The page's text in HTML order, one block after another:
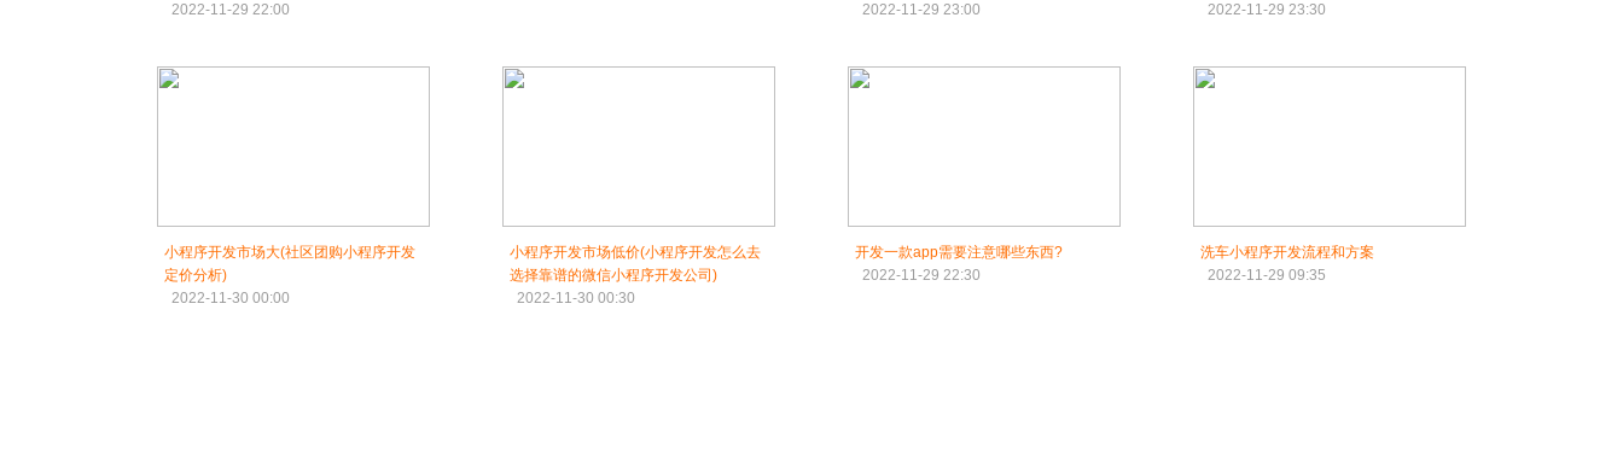
2022-11-29 22:00
2022-11-29 23:00
2022-11-29 23:30
小程序开发市场大(社区团购小程序开发
定价分析)
2022-11-30 00:00
小程序开发市场低价(小程序开发怎么去
选择靠谱的微信小程序开发公司)
2022-11-30 00:30
开发一款app需要注意哪些东西?
2022-11-29 22:30
洗车小程序开发流程和方案
2022-11-29 09:35